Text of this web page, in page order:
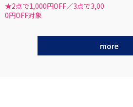
★2点で1,000円OFF／3点で3,00
0円OFF対象
more